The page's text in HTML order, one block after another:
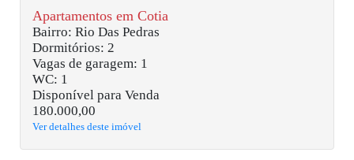
Apartamentos em Cotia
Bairro: Rio Das Pedras
Dormitórios: 2
Vagas de garagem: 1
WC: 1
Disponível para Venda
180.000,00
Ver detalhes deste imóvel